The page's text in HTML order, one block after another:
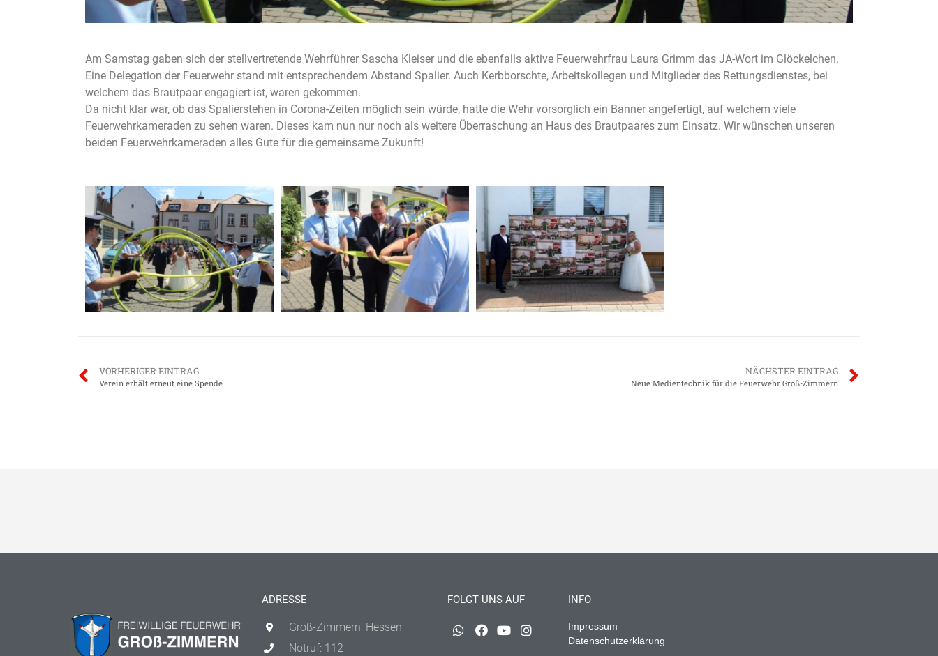
Am Samstag gaben sich der stellvertretende Wehrführer Sascha Kleiser und die ebenfalls aktive Feuerwehrfrau Laura Grimm das JA-Wort im Glöckelchen.
Eine Delegation der Feuerwehr stand mit entsprechendem Abstand Spalier. Auch Kerbborschte, Arbeitskollegen und Mitglieder des Rettungsdienstes, bei
welchem das Brautpaar engagiert ist, waren gekommen.
Da nicht klar war, ob das Spalierstehen in Corona-Zeiten möglich sein würde, hatte die Wehr vorsorglich ein Banner angefertigt, auf welchem viele
Feuerwehrkameraden zu sehen waren. Dieses kam nun nur noch als weitere Überraschung an Haus des Brautpaares zum Einsatz. Wir wünschen unseren
beiden Feuerwehrkameraden alles Gute für die gemeinsame Zukunft!
VORHERIGER EINTRAG
Verein erhält erneut eine Spende
NÄCHSTER EINTRAG
Neue Medientechnik für die Feuerwehr Groß-Zimmern
ADRESSE
Groß-Zimmern, Hessen
Notruf: 112
FOLGT UNS AUF INFO
Impressum
Datenschutzerklärung